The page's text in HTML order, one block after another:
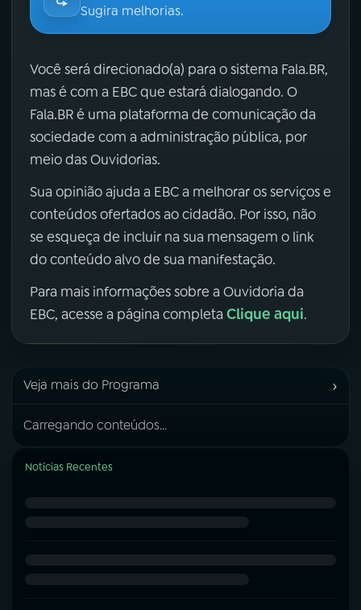
Sugira melhorias.
Você será direcionado(a) para o sistema Fala.BR,
mas é com a EBC que estará dialogando. O
Fala.BR é uma plataforma de comunicação da
sociedade com a administração pública, por
meio das Ouvidorias.
Sua opinião ajuda a EBC a melhorar os serviços e
conteúdos ofertados ao cidadão. Por isso, não
se esqueça de incluir na sua mensagem o link
do conteúdo alvo de sua manifestação.
Para mais informações sobre a Ouvidoria da
EBC, acesse a página completa Clique aqui.
Veja mais do Programa ›
Carregando conteúdos...
Notícias Recentes